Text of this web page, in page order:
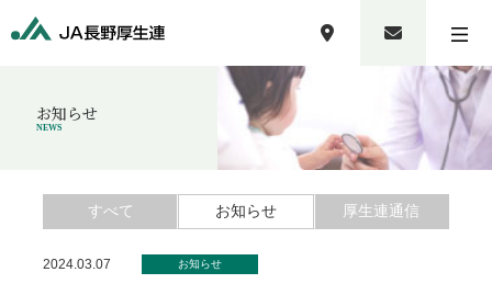
お知らせ
NEWS
すべて お知らせ 厚生連通信
2024.03.07 お知らせ